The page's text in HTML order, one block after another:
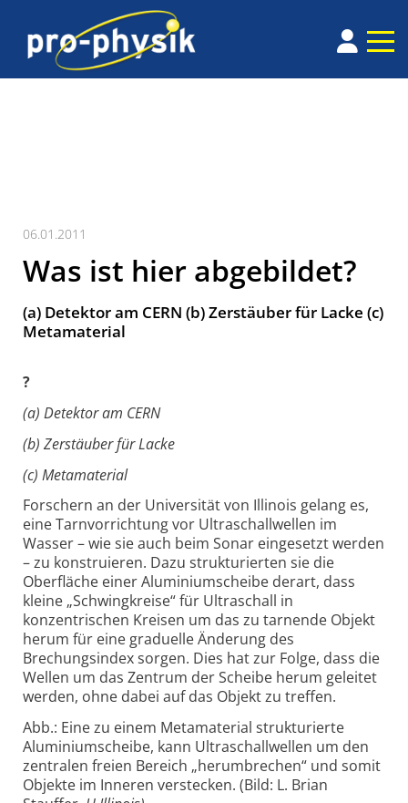
06.01.2011
Was ist hier abgebildet?
(a) Detektor am CERN (b) Zerstäuber für Lacke (c)
Metamaterial
?
(a) Detektor am CERN
(b) Zerstäuber für Lacke
(c) Metamaterial
Forschern an der Universität von Illinois gelang es,
eine Tarnvorrichtung vor Ultraschallwellen im
Wasser – wie sie auch beim Sonar eingesetzt werden
– zu konstruieren. Dazu strukturierten sie die
Oberfläche einer Aluminiumscheibe derart, dass
kleine „Schwingkreise“ für Ultraschall in
konzentrischen Kreisen um das zu tarnende Objekt
herum für eine graduelle Änderung des
Brechungsindex sorgen. Dies hat zur Folge, dass die
Wellen um das Zentrum der Scheibe herum geleitet
werden, ohne dabei auf das Objekt zu treffen.
Abb.: Eine zu einem Metamaterial strukturierte
Aluminiumscheibe, kann Ultraschallwellen um den
zentralen freien Bereich „herumbrechen“ und somit
Objekte im Inneren verstecken. (Bild: L. Brian